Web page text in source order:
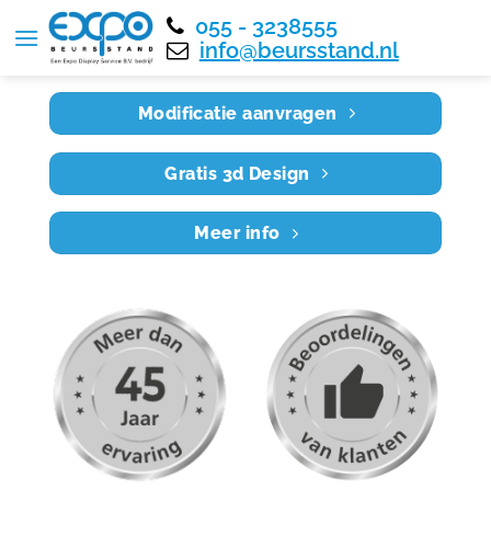
055 - 3238555
info@beursstand.nl
Home RE9X4 008
Modificatie aanvragen
Gratis 3d Design
Meer info